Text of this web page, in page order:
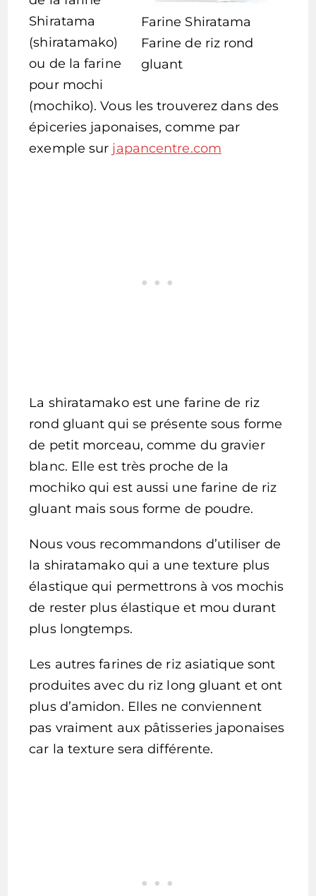
Farine Shiratama
Farine de riz rond
gluant
Shiratama
(shiratamako)
ou de la farine
pour mochi
(mochiko). Vous les trouverez dans des
épiceries japonaises, comme par
exemple sur japancentre.com
La shiratamako est une farine de riz
rond gluant qui se présente sous forme
de petit morceau, comme du gravier
blanc. Elle est très proche de la
mochiko qui est aussi une farine de riz
gluant mais sous forme de poudre.
Nous vous recommandons d’utiliser de
la shiratamako qui a une texture plus
élastique qui permettrons à vos mochis
de rester plus élastique et mou durant
plus longtemps.
Les autres farines de riz asiatique sont
produites avec du riz long gluant et ont
plus d’amidon. Elles ne conviennent
pas vraiment aux pâtisseries japonaises
car la texture sera différente.